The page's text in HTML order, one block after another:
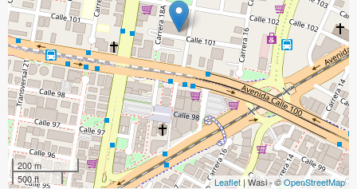
200 m
500 ft
Leaflet | Wasi - ©OpenStreetMap